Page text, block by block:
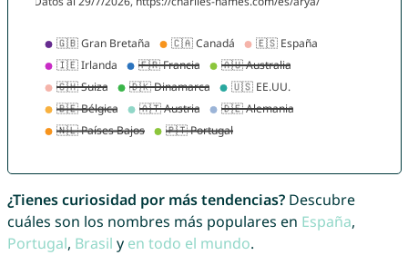
¿Tienes curiosidad por más tendencias?Descubre
cuáles son los nombres más populares en España,
Portugal, Brasil y en todo el mundo.